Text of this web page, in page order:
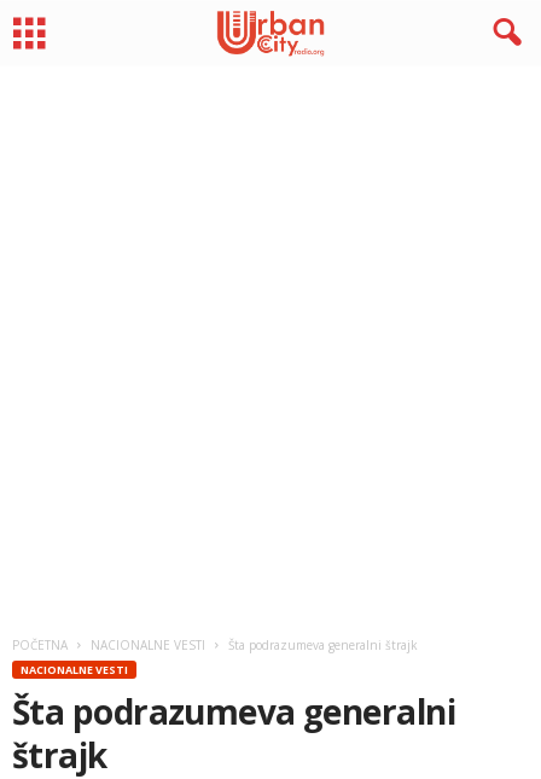
POČETNA NACIONALNE VESTI Šta podrazumeva generalni štrajk
NACIONALNE VESTI
Šta podrazumeva generalni
štrajk